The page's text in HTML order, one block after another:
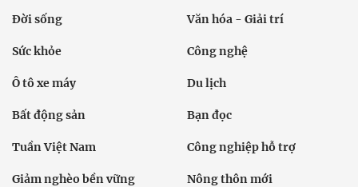
Đời sống Văn hóa - Giải trí
Sức khỏe Công nghệ
Ô tô xe máy Du lịch
Bất động sản Bạn đọc
Tuần Việt Nam Công nghiệp hỗ trợ
Giảm nghèo bền vững Nông thôn mới